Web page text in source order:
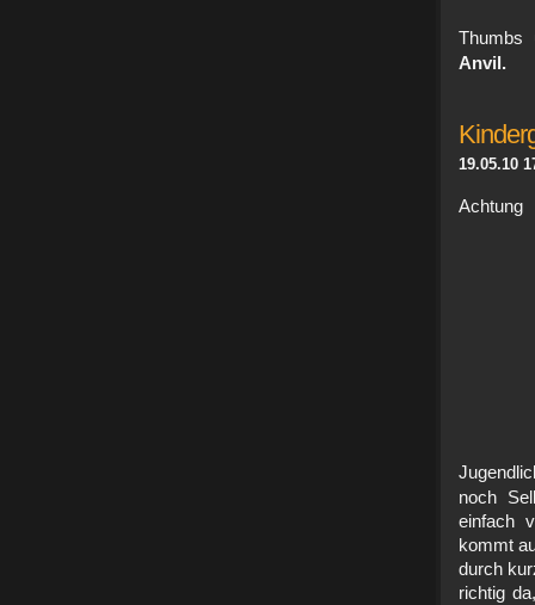
Anvil.
19.05.10
Achtung
noch
einfach
kommt
durch
richtig